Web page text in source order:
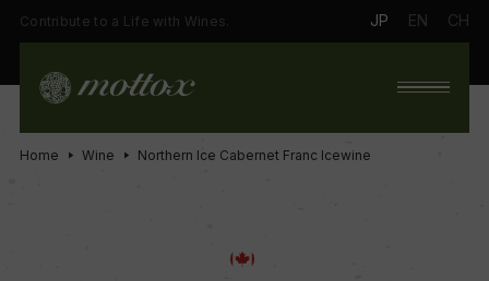
Contribute to a Life with Wines. JP EN CH
Home Wine Northern Ice Cabernet Franc Icewine